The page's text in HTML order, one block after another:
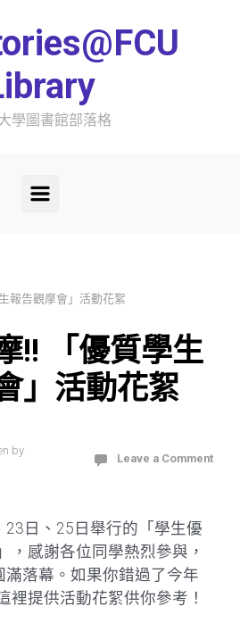
學圖書館部落格
報告觀摩會」活動花絮
!! 「優質學生
」活動花絮
by
Leave a Comment
23日、25日舉行的「學生優
，感謝各位同學熱烈參與，
滿落幕。如果你錯過了今年
裡提供活動花絮供你參考！